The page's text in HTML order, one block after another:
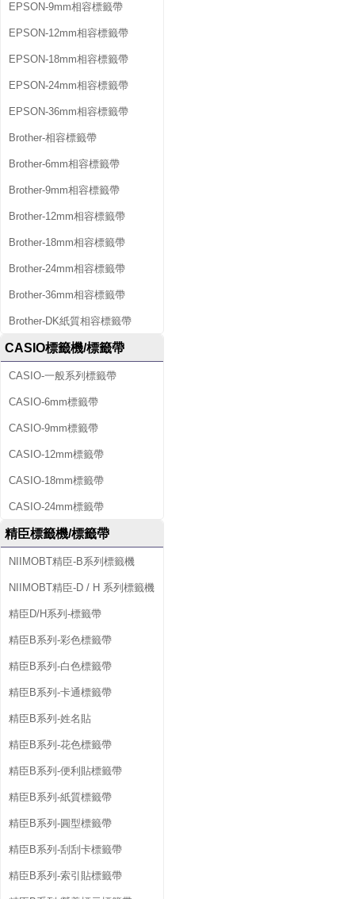
EPSON-9mm相容標籤帶
EPSON-12mm相容標籤帶
EPSON-18mm相容標籤帶
EPSON-24mm相容標籤帶
EPSON-36mm相容標籤帶
Brother-相容標籤帶
Brother-6mm相容標籤帶
Brother-9mm相容標籤帶
Brother-12mm相容標籤帶
Brother-18mm相容標籤帶
Brother-24mm相容標籤帶
Brother-36mm相容標籤帶
Brother-DK紙質相容標籤帶
CASIO標籤機/標籤帶
CASIO-一般系列標籤帶
CASIO-6mm標籤帶
CASIO-9mm標籤帶
CASIO-12mm標籤帶
CASIO-18mm標籤帶
CASIO-24mm標籤帶
精臣標籤機/標籤帶
NIIMOBT精臣-B系列標籤機
NIIMOBT精臣-D / H 系列標籤機
精臣D/H系列-標籤帶
精臣B系列-彩色標籤帶
精臣B系列-白色標籤帶
精臣B系列-卡通標籤帶
精臣B系列-姓名貼
精臣B系列-花色標籤帶
精臣B系列-便利貼標籤帶
精臣B系列-紙質標籤帶
精臣B系列-圓型標籤帶
精臣B系列-刮刮卡標籤帶
精臣B系列-索引貼標籤帶